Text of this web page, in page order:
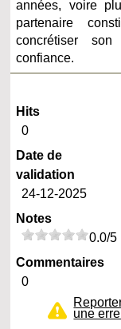
années, voire
partenaire
concrétiser
confiance.
Hits
0
Date de
validation
24-12-2025
Notes
0.0/5
Commentaires
0
une